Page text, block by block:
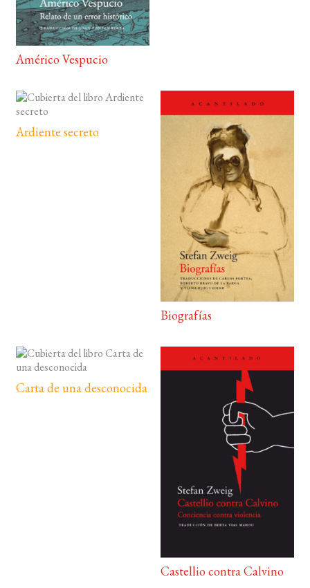
Américo Vespucio
Ardiente secreto
Biografías
Carta de una desconocida
Castellio contra Calvino